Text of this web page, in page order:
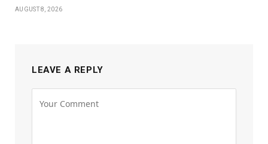
AUGUST 8, 2026
LEAVE A REPLY